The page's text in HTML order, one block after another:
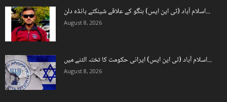
اسلام آباد (ٹی این ایس) ہنگو کے علاقے شینکئے بانڈہ دلن...
August 8, 2026
اسلام آباد (ٹی این ایس) ایرانی حکومت کا تختہ الٹنے میں...
August 8, 2026